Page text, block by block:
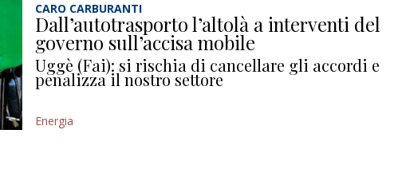
CARO CARBURANTI
Dall’autotrasporto l’altolà a interventi del
governo sull’accisa mobile
Uggè (Fai): si rischia di cancellare gli accordi e
penalizza il nostro settore
Energia